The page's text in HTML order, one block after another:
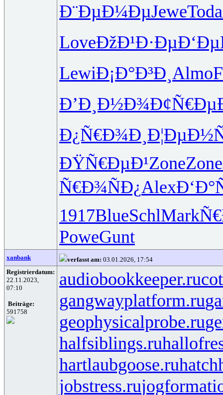
Ð¨ÐµÐ¼ÐµJeweToda
LoveÐžÐ¹Ð·Ðµ
LewiÐ¡Ð°Ð³Ð¸ Almo
Ð’Ð¸Ð½Ð¾
Ð¿Ñ€Ð¾Ð¸
ÐŸÑ€ÐµÐ¹ZoneZone
Ñ€Ð¾ÑÐ¿Alex
1917BlueSchlMark
PoweGunt
xanbank verfasst am: 03.01.2026, 17:54
Registrierdatum:
22.11.2023,
07:10
Beiträge:
591758
audiobookkeeper.ru
gangwayplatform.ru
geophysicalprobe.ru
halfsiblings.ru
hartlaubgoose.ru
jobstress.ru